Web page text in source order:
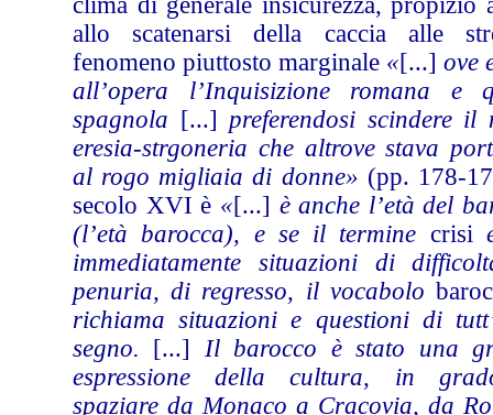
allo scatenarsi della caccia alle
fenomeno piuttosto marginale «[...] ove
all’opera l’Inquisizione romana e
spagnola [...]preferendosi scindere il
eresia-strgoneria che altrove stava
al rogo migliaia di donne» (pp. 178-
secolo XVI è «[...] è anche l’età del
(l’età barocca), e se il termine crisi
immediatamente situazioni di
penuria, di regresso, il vocabolo
richiama situazioni e questioni di
segno. [...] Il barocco è stato una
espressione della cultura, in
spaziare da Monaco a Cracovia, da